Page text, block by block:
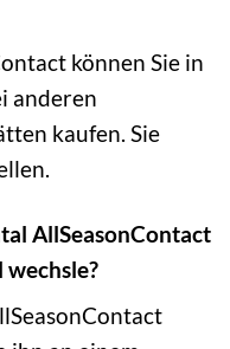
können Sie in
anderen
kaufen. Sie
AllSeasonContact